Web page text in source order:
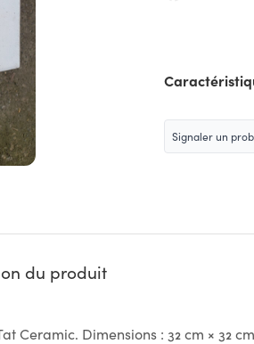
Signaler un
du produit
Ceramic. Dimensions : 32 cm × 32